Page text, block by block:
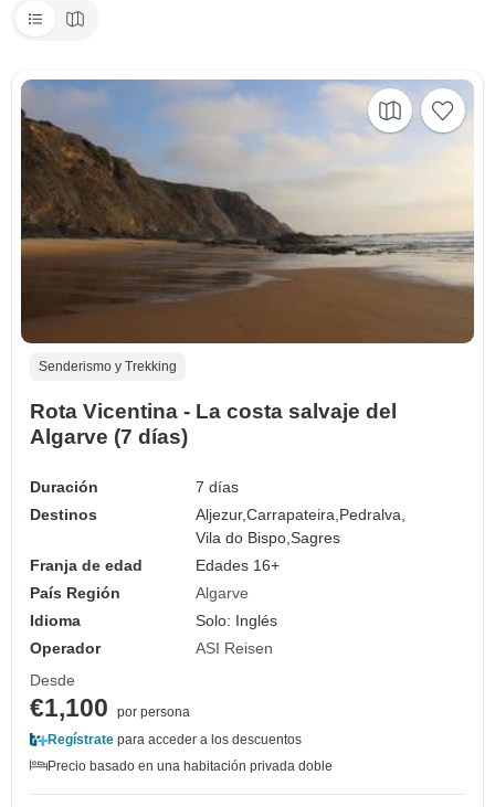
Senderismo y Trekking
Rota Vicentina - La costa salvaje del
Algarve (7 días)
Duración
7 días
Destinos
Aljezur,Carrapateira, Pedralva,
Vila do Bispo,Sagres
Franja de edad
Edades 16+
País Región
Algarve
Idioma
Solo: Inglés
Operador
ASI Reisen
Desde
€1,100
por persona
Regístrate para acceder a los descuentos
Precio basado en una habitación privada doble